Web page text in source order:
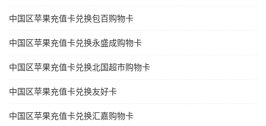
中国区苹果充值卡兑换包百购物卡
中国区苹果充值卡兑换永盛成购物卡
中国区苹果充值卡兑换北国超市购物卡
中国区苹果充值卡兑换友好卡
中国区苹果充值卡兑换汇嘉购物卡